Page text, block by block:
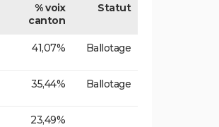
% voix
canton
Statut
41,07% Ballotage
35,44% Ballotage
23,49%